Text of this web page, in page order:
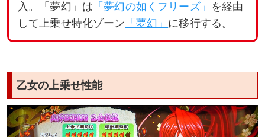
入。「夢幻」は 「夢幻の如くフリーズ」 を経由
して上乗せ特化ゾーン 「夢幻」 に移行する。
乙女の上乗せ性能